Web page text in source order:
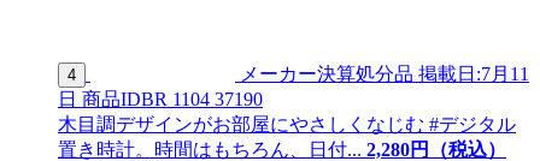
4 メーカー決算処分品 掲載日:7月11
日 商品IDBR 1104 37190
木目調デザインがお部屋にやさしくなじむ #デジタル
置き時計。時間はもちろん、日付... 2,280円（税込）